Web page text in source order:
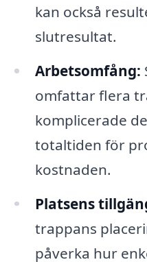
kan också
slutresultat.
Arbetsomfång:
omfattar flera
komplicerade
totaltiden för
kostnaden.
Platsens
trappans
påverka hur